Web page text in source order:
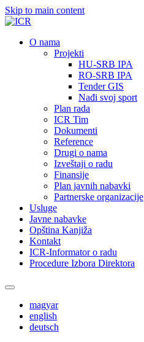
Skip to main content
О nama
Projekti
HU-SRB IPA
RO-SRB IPA
Tender GIS
Nađi svoj sport
Plan rada
ICR Tim
Dokumenti
Reference
Drugi o nama
Izveštaji o radu
Finansije
Plan javnih nabavki
Partnerske organizacije
Usluge
Javne nabavke
Opština Kanjiža
Kontakt
ICR-Informator o radu
Procedure Izbora Direktora
magyar
english
deutsch